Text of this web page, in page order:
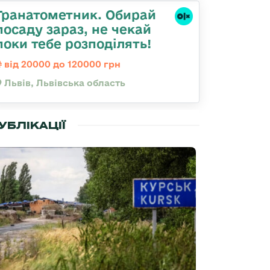
Обирай
зараз, не чекай
тебе розподілять!
від 20000 до 120000 грн
Львів, Львівська область